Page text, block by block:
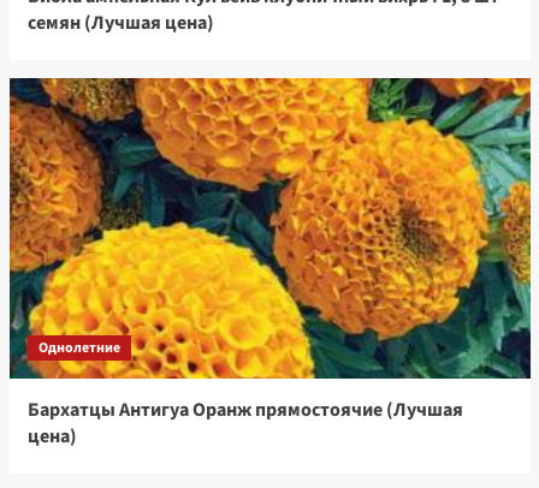
семян (Лучшая цена)
Однолетние
Бархатцы Антигуа Оранж прямостоячие (Лучшая
цена)